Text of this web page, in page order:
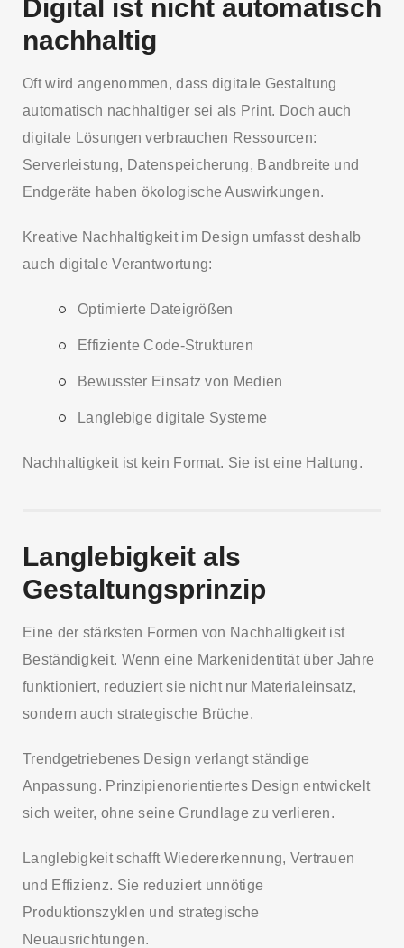
Digital ist nicht automatisch
nachhaltig
Oft wird angenommen, dass digitale Gestaltung
automatisch nachhaltiger sei als Print. Doch auch
digitale Lösungen verbrauchen Ressourcen:
Serverleistung, Datenspeicherung, Bandbreite und
Endgeräte haben ökologische Auswirkungen.
Kreative Nachhaltigkeit im Design umfasst deshalb
auch digitale Verantwortung:
Optimierte Dateigrößen
Effiziente Code-Strukturen
Bewusster Einsatz von Medien
Langlebige digitale Systeme
Nachhaltigkeit ist kein Format. Sie ist eine Haltung.
Langlebigkeit als
Gestaltungsprinzip
Eine der stärksten Formen von Nachhaltigkeit ist
Beständigkeit. Wenn eine Markenidentität über Jahre
funktioniert, reduziert sie nicht nur Materialeinsatz,
sondern auch strategische Brüche.
Trendgetriebenes Design verlangt ständige
Anpassung. Prinzipienorientiertes Design entwickelt
sich weiter, ohne seine Grundlage zu verlieren.
Langlebigkeit schafft Wiedererkennung, Vertrauen
und Effizienz. Sie reduziert unnötige
Produktionszyklen und strategische
Neuausrichtungen.